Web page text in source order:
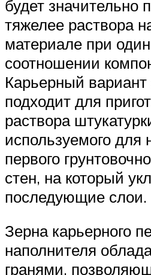
будет значительно
тяжелее раствора
материале при
соотношении
Карьерный
подходит для
раствора
используемого для
первого
стен, на который
последующие слои.
Зерна карьерного
наполнителя
гранями,